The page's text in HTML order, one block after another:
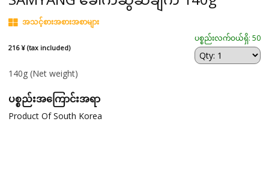
အသင့်စားအစားအစာများ
216 ¥ (tax included)
ပစ္စည်းလက်ဝယ်ရှိ: 50
140g (Net weight)
ပစ္စည်းအကြောင်းအရာ
Product Of South Korea